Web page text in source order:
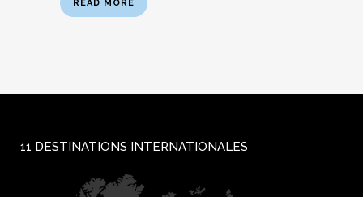
READ MORE
11 DESTINATIONS INTERNATIONALES